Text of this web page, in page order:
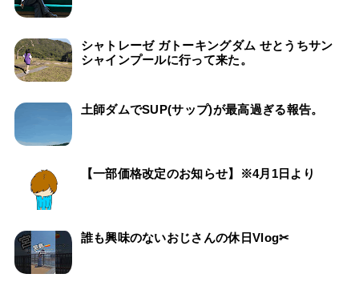
シャトレーゼ ガトーキングダム せとうちサン
シャインプールに行って来た。
土師ダムでSUP(サップ)が最高過ぎる報告。
【一部価格改定のお知らせ】※4月1日より
誰も興味のないおじさんの休日Vlog✂